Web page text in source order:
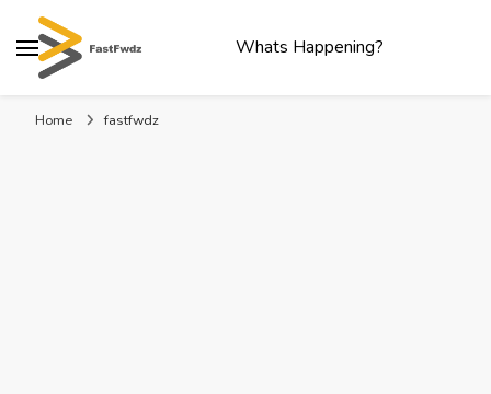
Whats Happening?
Home fastfwdz